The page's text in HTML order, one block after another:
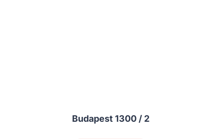
Budapest 1300 / 2